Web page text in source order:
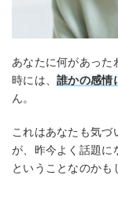
あなたに何があった
時には、誰かの感情
ん。
これはあなたも気づ
が、昨今よく話題に
ということなのかも